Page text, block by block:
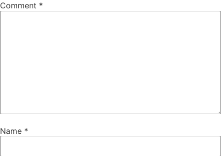
Comment *
Name *